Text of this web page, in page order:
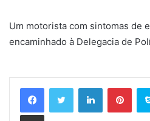
Um motorista com sintomas de
encaminhado à Delegacia de